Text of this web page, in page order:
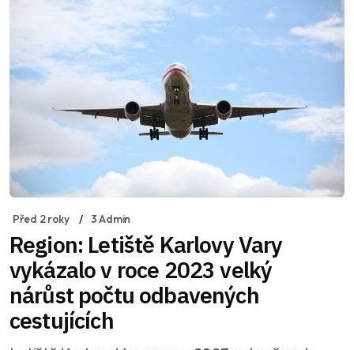
Před 2 roky 3 Admin
Region: Letiště Karlovy Vary
vykázalo v roce 2023 velký
nárůst počtu odbavených
cestujících